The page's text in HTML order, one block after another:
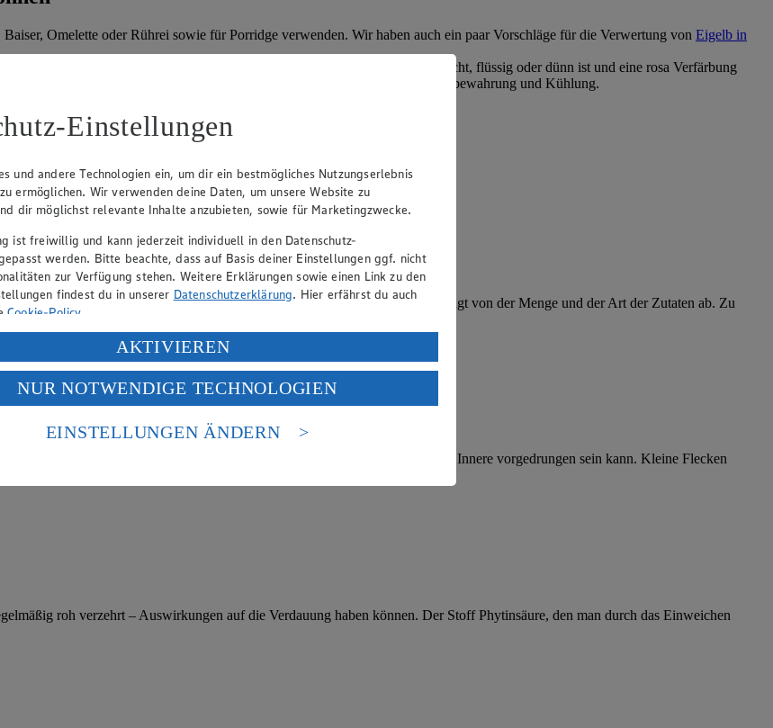
Omelette oder Rührei sowie für Porridge verwenden. Wir haben auch ein paar Vorschläge für die Verwertung von Eigelb in
Eiweiß weiter verarbeiten. Wenn es sehr streng, faulig oder schwefelartig riecht, flüssig oder dünn ist und eine rosa Verfärbung
hält, ist also immer eine Frage der richtigen und rechtzeitigen Aufbewahrung und Kühlung.
zubereiten, empfehle ich eine Mixdauer von 30 bis 60 Sekunden. Das hängt von der Menge und der Art der Zutaten ab. Zu
Käse. Bei starkem Befall sollten Sie ihn wegwerfen, da der Schimmel ins Innere vorgedrungen sein kann. Kleine Flecken
roh verzehrt – Auswirkungen auf die Verdauung haben können. Der Stoff Phytinsäure, den man durch das Einweichen
Einstellungen
und andere Technologien ein, um dir ein bestmögliches Nutzungserlebnis
ermöglichen. Wir verwenden deine Daten, um unsere Website zu
dir möglichst relevante Inhalte anzubieten, sowie für Marketingzwecke.
ist freiwillig und kann jederzeit individuell in den Datenschutz-
werden. Bitte beachte, dass auf Basis deiner Einstellungen ggf. nicht
zur Verfügung stehen. Weitere Erklärungen sowie einen Link zu den
findest du in unserer Datenschutzerklärung. Hier erfährst du auch
Cookie-Policy.
personenbezogenen Daten in den USA durch Facebook und YouTube:
klickst, willigst du im Sinne des Art. 49 Abs. 1 Satz 1 lit. a) DSGVO
in den USA verarbeitet werden. Der EuGH sieht die USA als Land mit
Standards nicht angemessenen Datenschutzniveau an. Es besteht das
durch US-amerikanische Behörden.
AKTIVIEREN
NUR NOTWENDIGE TECHNOLOGIEN
EINSTELLUNGEN ÄNDERN